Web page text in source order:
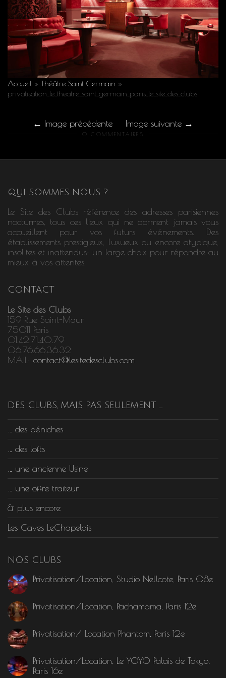
Accueil » Théâtre Saint Germain »
privatisation_le_theatre_saint_germain_paris_le_site_des_clubs
Image précédente Image suivante
0 COMMENTAIRES
QUI SOMMES NOUS ?
Le Site des Clubs référence des adresses parisiennes
nocturnes, tous ces lieux qui ne dorment jamais vous
accueillent pour vos futurs événements. Des
établissements prestigieux, luxueux ou encore atypique,
insolites et inattendus; un large choix pour répondre au
mieux à vos attentes.
CONTACT
Le Site des Clubs
159 Rue Saint-Maur
75011 Paris
01.42.71.40.79
06.76.66.36.32
MAIL: contact@lesitedesclubs.com
DES CLUBS, MAIS PAS SEULEMENT …
… des péniches
… des lofts
… une ancienne Usine
… une offre traiteur
& plus encore
Les Caves LeChapelais
NOS CLUBS
Privatisation/Location, Studio Nellcote, Paris 08e
Privatisation/Location, Pachamama, Paris 12e
Privatisation/ Location Phantom, Paris 12e
Privatisation/Location, Le YOYO Palais de Tokyo,
Paris 16e